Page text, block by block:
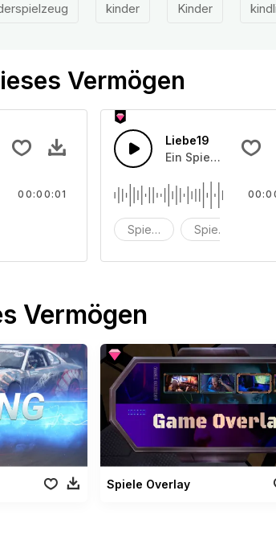
kinder Kinder
Vermögen
Soundeffekt
00:00:01
Liebe19
Ein
Spielzeug Spielzeugbox
Vermögen
Spiele Overlay